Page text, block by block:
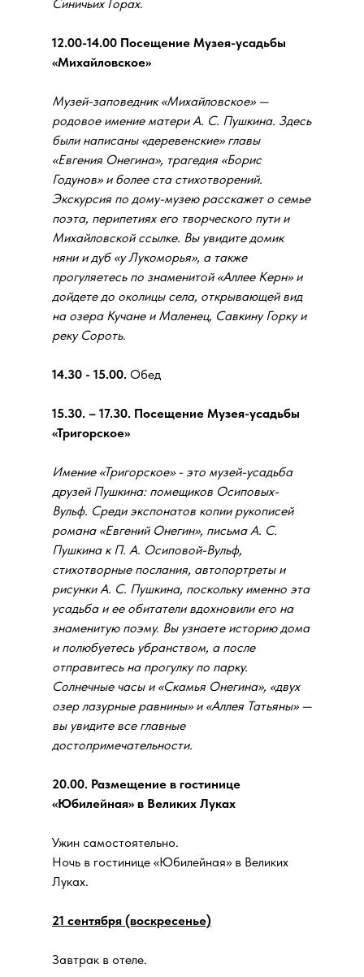
Синичьих Горах.
12.00-14.00 Посещение Музея-усадьбы
«Михайловское»
Музей-заповедник «Михайловское» —
родовое имение матери А. С. Пушкина. Здесь
были написаны «деревенские» главы
«Евгения Онегина», трагедия «Борис
Годунов» и более ста стихотворений.
Экскурсия по дому-музею расскажет о семье
поэта, перипетиях его творческого пути и
Михайловской ссылке. Вы увидите домик
няни и дуб «у Лукоморья», а также
прогуляетесь по знаменитой «Аллее Керн» и
дойдете до околицы села, открывающей вид
на озера Кучане и Маленец, Савкину Горку и
реку Сороть.
14.30 - 15.00. Обед
15.30. – 17.30. Посещение Музея-усадьбы
«Тригорское»
Имение «Тригорское» - это музей-усадьба
друзей Пушкина: помещиков Осиповых-
Вульф. Среди экспонатов копии рукописей
романа «Евгений Онегин», письма А. С.
Пушкина к П. А. Осиповой-Вульф,
стихотворные послания, автопортреты и
рисунки А. С. Пушкина, поскольку именно эта
усадьба и ее обитатели вдохновили его на
знаменитую поэму. Вы узнаете историю дома
и полюбуетесь убранством, а после
отправитесь на прогулку по парку.
Солнечные часы и «Скамья Онегина», «двух
озер лазурные равнины» и «Аллея Татьяны» —
вы увидите все главные
достопримечательности.
20.00. Размещение в гостинице
«Юбилейная» в Великих Луках
Ужин самостоятельно.
Ночь в гостинице «Юбилейная» в Великих
Луках.
21 сентября (воскресенье)
Завтрак в отеле.